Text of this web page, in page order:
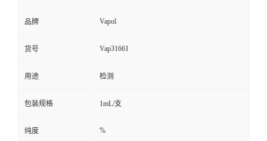
品牌 Vapol
货号 Vap31661
用途 检测
包装规格 1mL/支
纯度 %